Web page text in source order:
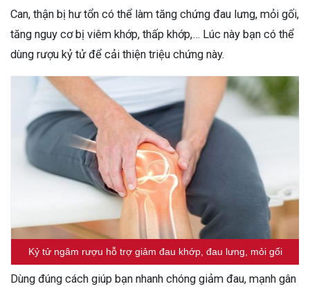
Can, thận bị hư tổn có thể làm tăng chứng đau lưng, mỏi gối,
tăng nguy cơ bị viêm khớp, thấp khớp,… Lúc này bạn có thể
dùng rượu kỷ tử để cải thiện triệu chứng này.
Kỷ tử ngâm rượu hỗ trợ giảm đau khớp, đau lưng, mỏi gối
Dùng đúng cách giúp bạn nhanh chóng giảm đau, mạnh gân